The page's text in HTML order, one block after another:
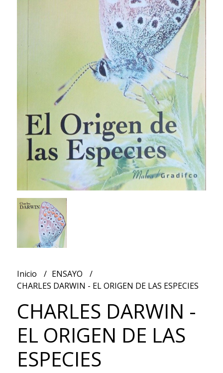
Inicio
ENSAYO
CHARLES DARWIN - EL ORIGEN DE LAS ESPECIES
CHARLES DARWIN -
EL ORIGEN DE LAS
ESPECIES